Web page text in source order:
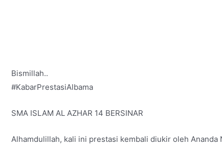
Bismillah..
#KabarPrestasiAlbama
SMA ISLAM AL AZHAR 14 BERSINAR
Alhamdulillah, kali ini prestasi kembali diukir oleh Ananda